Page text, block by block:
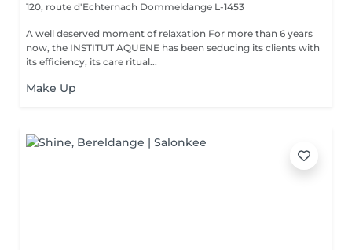
120, route d'Echternach Dommeldange L-1453
A well deserved moment of relaxation For more than 6 years
now, the INSTITUT AQUENE has been seducing its clients with
its efficiency, its care ritual...
Make Up